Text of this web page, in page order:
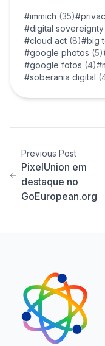
#immich (35)
#digital sovereignty
#cloud act (8)#big
#google photos (5)
#google fotos (4)
#soberania digital
Previous Post
PixelUnion em
destaque no
GoEuropean.org